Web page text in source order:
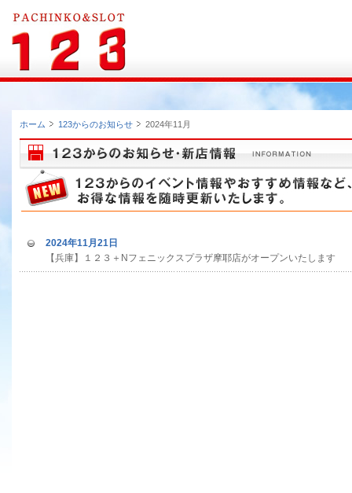
ホーム 123からのお知らせ 2024年11月
2024年11月21日
【兵庫】１２３＋Nフェニックスプラザ摩耶店がオープンいたします